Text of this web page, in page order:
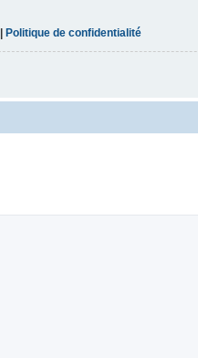
| Politique de confidentialité